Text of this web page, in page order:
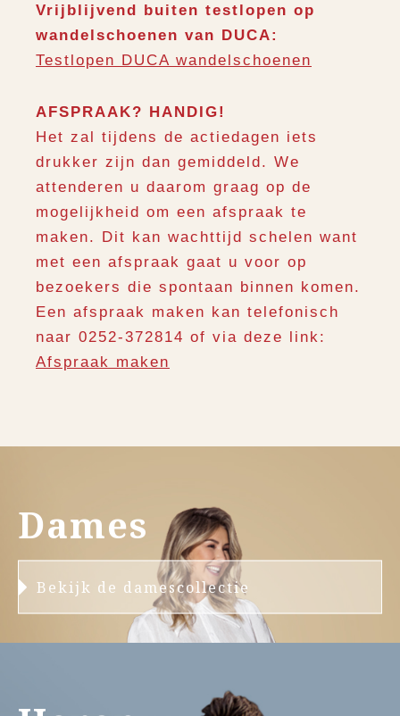
Vrijblijvend buiten testlopen op
wandelschoenen van DUCA:
Testlopen DUCA wandelschoenen
AFSPRAAK? HANDIG!
Het zal tijdens de actiedagen iets
drukker zijn dan gemiddeld. We
attenderen u daarom graag op de
mogelijkheid om een afspraak te
maken. Dit kan wachttijd schelen want
met een afspraak gaat u voor op
bezoekers die spontaan binnen komen.
Een afspraak maken kan telefonisch
naar 0252-372814 of via deze link:
Afspraak maken
Dames
Bekijk de damescollectie